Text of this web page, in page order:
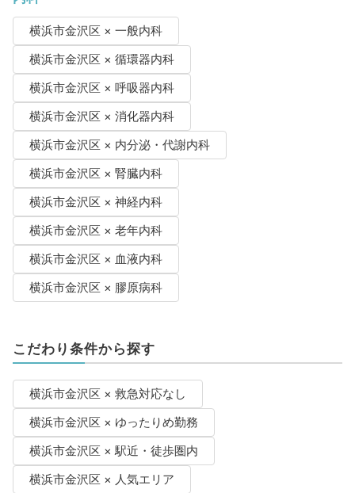
横浜市金沢区 × 一般内科
横浜市金沢区 × 循環器内科
横浜市金沢区 × 呼吸器内科
横浜市金沢区 × 消化器内科
横浜市金沢区 × 内分泌・代謝内科
横浜市金沢区 × 腎臓内科
横浜市金沢区 × 神経内科
横浜市金沢区 × 老年内科
横浜市金沢区 × 血液内科
横浜市金沢区 × 膠原病科
こだわり条件から探す
横浜市金沢区 × 救急対応なし
横浜市金沢区 × ゆったりめ勤務
横浜市金沢区 × 駅近・徒歩圏内
横浜市金沢区 × 人気エリア